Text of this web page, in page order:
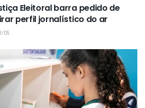
Eleitoral barra pedido de
perfil jornalístico do ar
05